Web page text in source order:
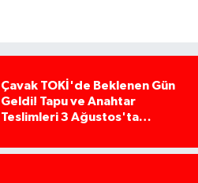
Çavak TOKİ'de Beklenen Gün
Geldi! Tapu ve Anahtar
Teslimleri 3 Ağustos'ta